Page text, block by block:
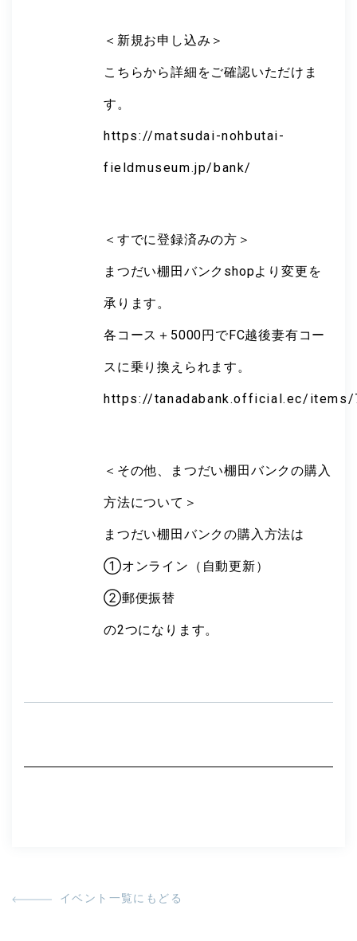
＜新規お申し込み＞
こちらから詳細をご確認いただけま
す。
https://matsudai-nohbutai-
fieldmuseum.jp/bank/
＜すでに登録済みの方＞
まつだい棚田バンクshopより変更を
承ります。
各コース＋5000円でFC越後妻有コー
スに乗り換えられます。
https://tanadabank.official.ec/items/
＜その他、まつだい棚田バンクの購入
方法について＞
まつだい棚田バンクの購入方法は
①オンライン（自動更新）
②郵便振替
の2つになります。
イベント一覧にもどる